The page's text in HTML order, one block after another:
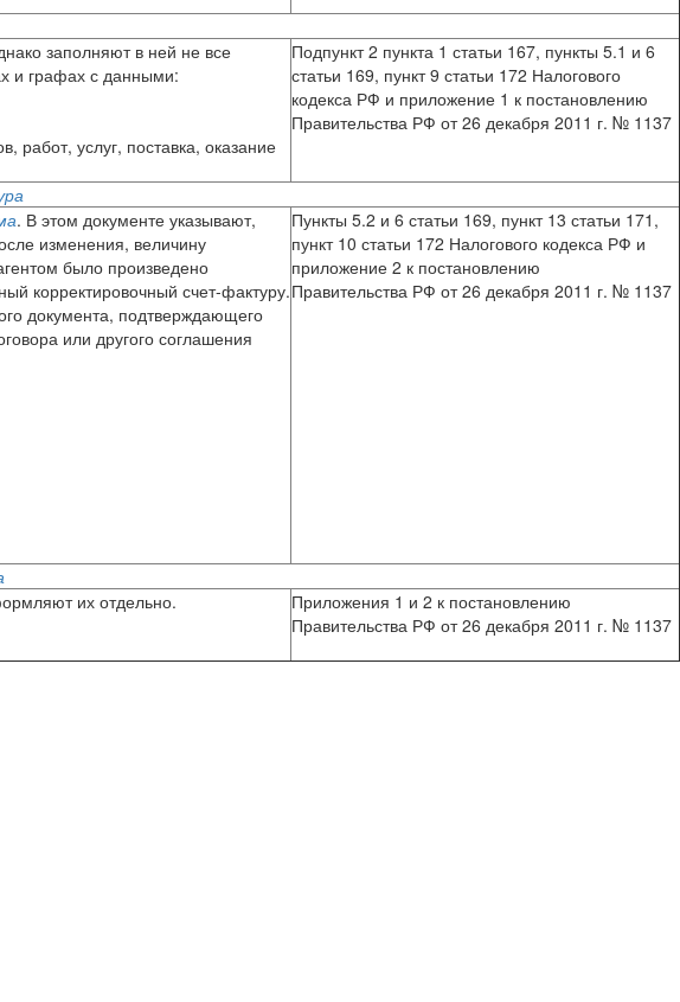
заполняют в ней не все
и графах с данными:
работ, услуг, поставка, оказание
Подпункт 2 пункта 1 статьи 167, пункты 5.1 и 6
статьи 169, пункт 9 статьи 172 Налогового
кодекса РФ и приложение 1 к постановлению
Правительства РФ от 26 декабря 2011 г. № 1137
. В этом документе указывают,
изменения, величину
было произведено
корректировочный счет-фактуру.
документа, подтверждающего
или другого соглашения
Пункты 5.2 и 6 статьи 169, пункт 13 статьи 171,
пункт 10 статьи 172 Налогового кодекса РФ и
приложение 2 к постановлению
Правительства РФ от 26 декабря 2011 г. № 1137
их отдельно.
Приложения 1 и 2 к постановлению
Правительства РФ от 26 декабря 2011 г. № 1137